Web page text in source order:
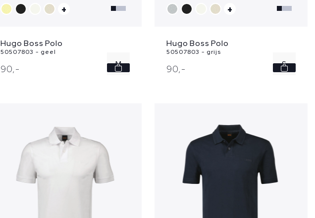
+
Hugo Boss Polo
50507803 - geel
90,- M
+
Hugo Boss Polo
50507803 - grijs
90,- S